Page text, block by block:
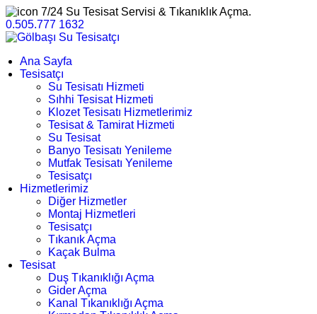
7/24 Su Tesisat Servisi & Tıkanıklık Açma.
0.505.777 1632
Ana Sayfa
Tesisatçı
Su Tesisatı Hizmeti
Sıhhi Tesisat Hizmeti
Klozet Tesisatı Hizmetlerimiz
Tesisat & Tamirat Hizmeti
Su Tesisat
Banyo Tesisatı Yenileme
Mutfak Tesisatı Yenileme
Tesisatçı
Hizmetlerimiz
Diğer Hizmetler
Montaj Hizmetleri
Tesisatçı
Tıkanık Açma
Kaçak Bulma
Tesisat
Duş Tıkanıklığı Açma
Gider Açma
Kanal Tıkanıklığı Açma